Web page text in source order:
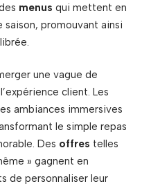
menus qui mettent en
promouvant ainsi
une vague de
client. Les
ambiances immersives
le simple repas
Des offres telles
» gagnent en
de personnaliser leur